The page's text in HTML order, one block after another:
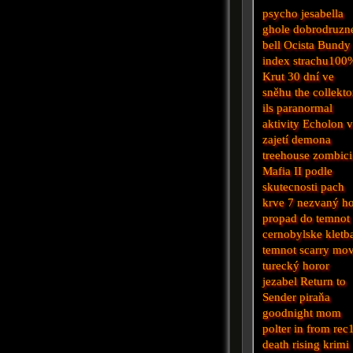
psycho jesabella
ghole
bell Ocista Bundy
index
Krut 30 dní ve
sněhu the
ils paranormal
aktivity Echolon v
zajetí demona
treehouse zombici
Mafia II podle
skutecnosti pach
krve 7 nezvaný
propad do temnot
cernobylske
temnot scarry
turecký horor
jezabel Return to
Sender piraňa
goodnight mom
polter in from
death rising krimi